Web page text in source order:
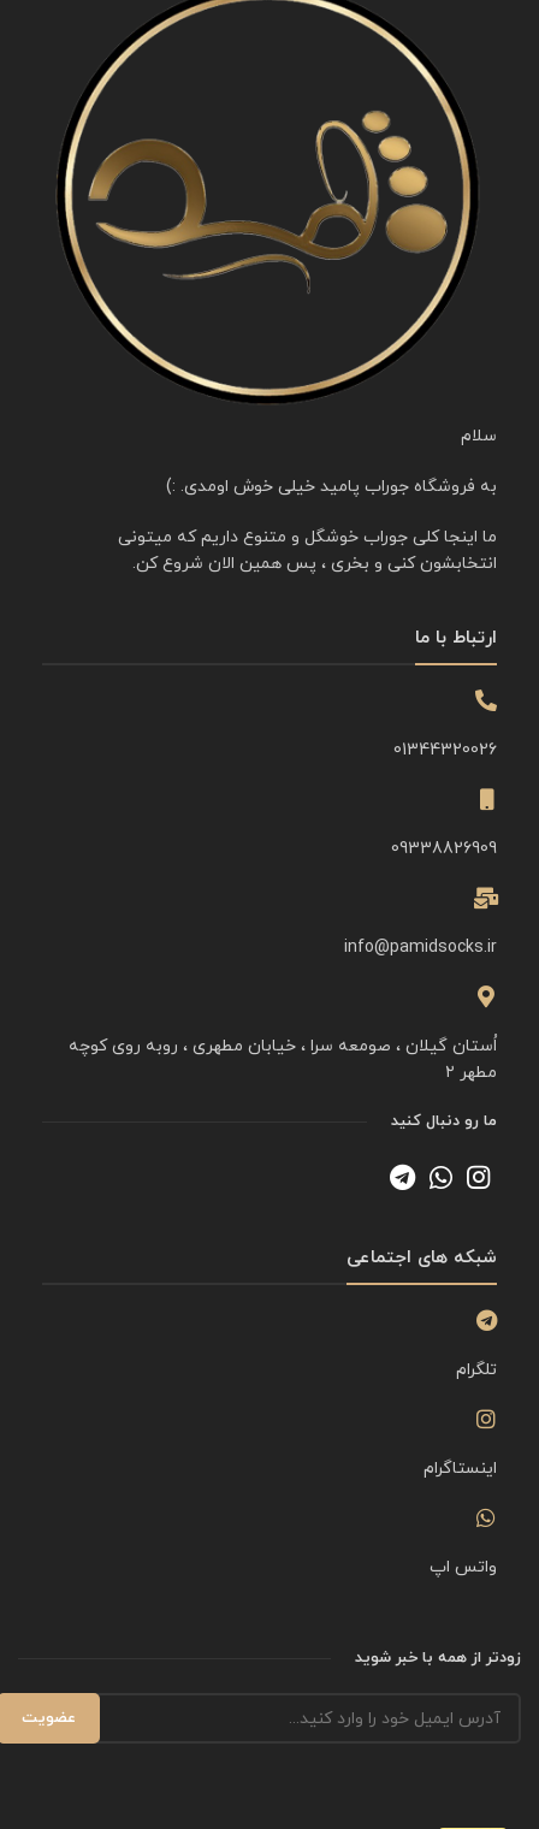
سلام
به فروشگاه جوراب پامید خیلی خوش اومدی. :)
ما اینجا کلی جوراب خوشگل و متنوع داریم که میتونی
انتخابشون کنی و بخری ، پس همین الان شروع کن.
ارتباط با ما
01344320026
09338826909
info@pamidsocks.ir
اُستان گیلان ، صومعه سرا ، خیابان مطهری ، روبه روی کوچه
مطهر ۲
ما رو دنبال کنید
شبکه های اجتماعی
تلگرام
اینستاگرام
واتس اپ
زودتر از همه با خبر شوید